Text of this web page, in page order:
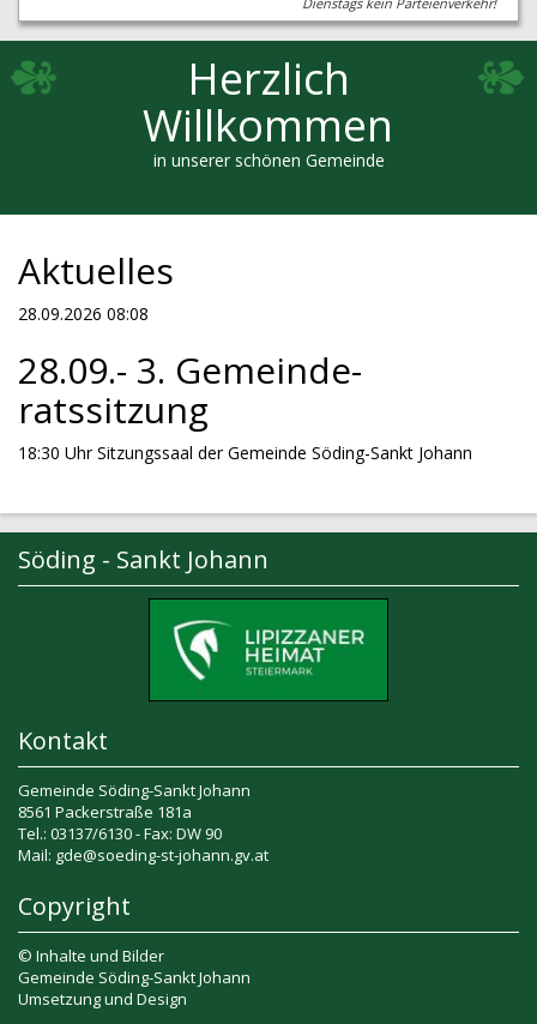
Herzlich
Willkommen
in unserer schönen Gemeinde
Aktuelles
28.09.2026 08:08
28.09.- 3. Gemeinde-
ratssitzung
18:30 Uhr Sitzungssaal der Gemeinde Söding-Sankt Johann
Söding - Sankt Johann
Kontakt
Gemeinde Söding-Sankt Johann
8561 Packerstraße 181a
Tel.: 03137/6130 - Fax: DW 90
Mail: gde@soeding-st-johann.gv.at
Copyright
© Inhalte und Bilder
Gemeinde Söding-Sankt Johann
Umsetzung und Design